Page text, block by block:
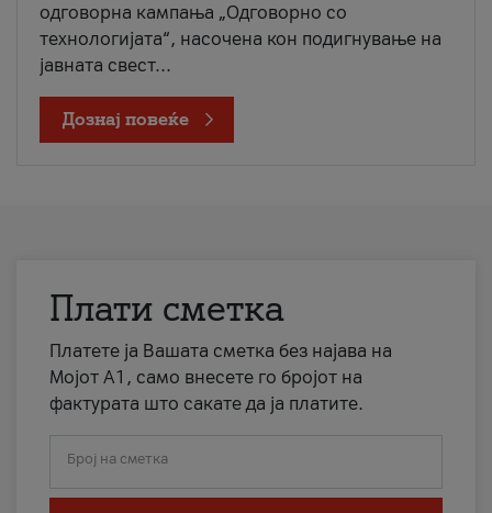
одговорна кампања „Одговорно со
технологијата“, насочена кон подигнување на
јавната свест...
Дознај повеќе
Плати сметка
Платете ја Вашата сметка без најава на
Мојот А1, само внесете го бројот на
фактурата што сакате да ја платите.
Број на сметка